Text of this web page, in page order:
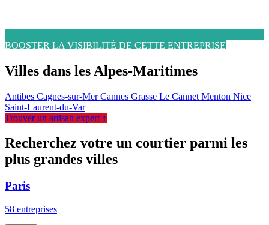
BOOSTER LA VISIBILITÉ DE CETTE ENTREPRISE
Villes dans les Alpes-Maritimes
Antibes Cagnes-sur-MerCannes Grasse Le Cannet Menton Nice
Saint-Laurent-du-Var
Trouver un artisan expert ↑
Recherchez votre un courtier parmi les
plus grandes villes
Paris
58 entreprises